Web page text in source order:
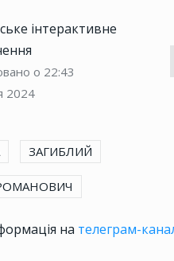
інтерактивне
о 22:43
2024
ЗАГИБЛИЙ
на телеграм-